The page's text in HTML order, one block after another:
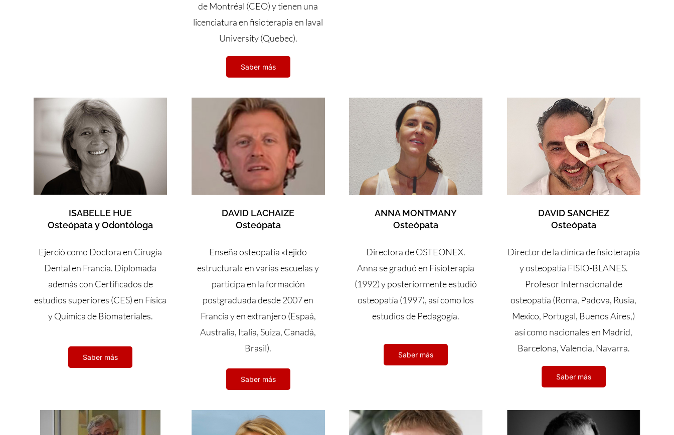
de Montréal (CEO) y tienen una
licenciatura en fisioterapia en laval
University (Quebec).
Saber más
ISABELLE HUE
Osteópata y Odontóloga
Ejerció como Doctora en Cirugía
Dental en Francia. Diplomada
además con Certificados de
estudios superiores (CES) en Física
y Química de Biomateriales.
Saber más
DAVID LACHAIZE
Osteópata
Enseña osteopatia «tejido
estructural» en varias escuelas y
participa en la formación
postgraduada desde 2007 en
Francia y en extranjero (Espaá,
Australia, Italia, Suiza, Canadá,
Brasil).
Saber más
ANNA MONTMANY
Osteópata
Directora de OSTEONEX.
Anna se graduó en Fisioterapia
(1992) y posteriormente estudió
osteopatía (1997), así como los
estudios de Pedagogía.
Saber más
DAVID SANCHEZ
Osteópata
Director de la clínica de fisioterapia
y osteopatía FISIO-BLANES.
Profesor Internacional de
osteopatía (Roma, Padova, Rusia,
Mexico, Portugal, Buenos Aires,)
así como nacionales en Madrid,
Barcelona, Valencia, Navarra.
Saber más